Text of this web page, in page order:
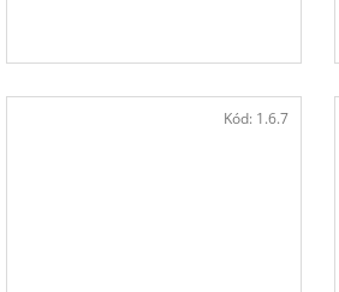
Kód: 1.6.7